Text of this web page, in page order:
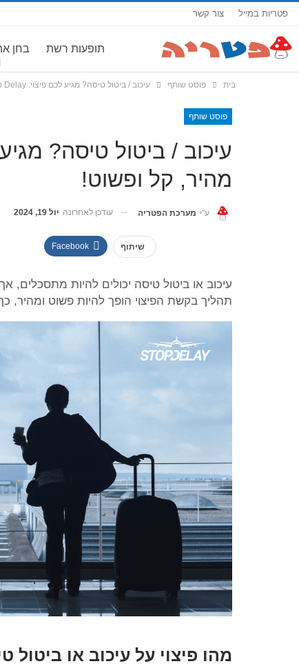
פטריות במייל צור קשר
תופעות רשת בחן
בית פוסט שותף עיכוב / ביטול טיסה? מגיע לכם פיצוי: Stop Delay – פיצוי מהיר, קל ופשוט!
פוסט שותף
מהיר, קל ופשוט!
ע"י מערכת הפטריה עודכן לאחרונה יול 19, 2024
שיתוף Facebook
תהליך בקשת הפיצוי הופך להיות פשוט
מהו פיצוי על עיכוב או ביטול